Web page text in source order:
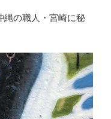
縄の職人・宮崎に秘